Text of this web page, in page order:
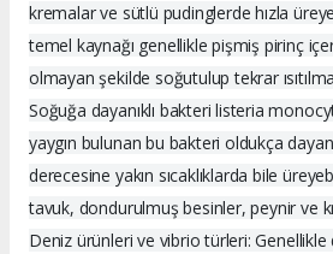
kremalar ve sütlü pudinglerde hızla
temel kaynağı genellikle pişmiş pirinç
olmayan şekilde soğutulup tekrar
Soğuğa dayanıklı bakteri listeria
yaygın bulunan bu bakteri oldukça
derecesine yakın sıcaklıklarda bile
tavuk, dondurulmuş besinler, peynir ve
Deniz ürünleri ve vibrio türleri: